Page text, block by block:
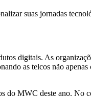
suas jornadas
digitais. As
as telcos não
do MWC deste ano. No